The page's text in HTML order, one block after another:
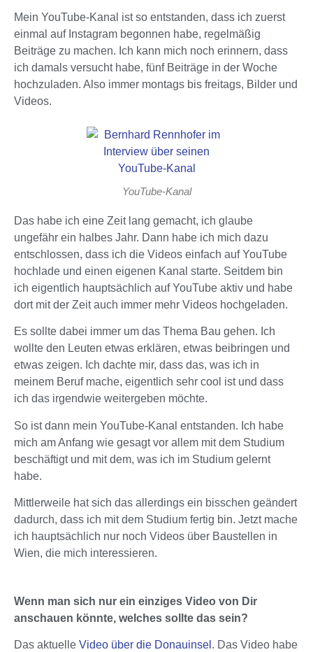
Mein YouTube-Kanal ist so entstanden, dass ich zuerst
einmal auf Instagram begonnen habe, regelmäßig
Beiträge zu machen. Ich kann mich noch erinnern, dass
ich damals versucht habe, fünf Beiträge in der Woche
hochzuladen. Also immer montags bis freitags, Bilder und
Videos.
YouTube-Kanal
Das habe ich eine Zeit lang gemacht, ich glaube
ungefähr ein halbes Jahr. Dann habe ich mich dazu
entschlossen, dass ich die Videos einfach auf YouTube
hochlade und einen eigenen Kanal starte. Seitdem bin
ich eigentlich hauptsächlich auf YouTube aktiv und habe
dort mit der Zeit auch immer mehr Videos hochgeladen.
Es sollte dabei immer um das Thema Bau gehen. Ich
wollte den Leuten etwas erklären, etwas beibringen und
etwas zeigen. Ich dachte mir, dass das, was ich in
meinem Beruf mache, eigentlich sehr cool ist und dass
ich das irgendwie weitergeben möchte.
So ist dann mein YouTube-Kanal entstanden. Ich habe
mich am Anfang wie gesagt vor allem mit dem Studium
beschäftigt und mit dem, was ich im Studium gelernt
habe.
Mittlerweile hat sich das allerdings ein bisschen geändert
dadurch, dass ich mit dem Studium fertig bin. Jetzt mache
ich hauptsächlich nur noch Videos über Baustellen in
Wien, die mich interessieren.
Wenn man sich nur ein einziges Video von Dir
anschauen könnte, welches sollte das sein?
Das aktuelle Video über die Donauinsel . Das Video habe